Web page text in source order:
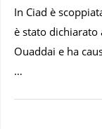
In Ciad è
è stato
Ouaddai e ha
…